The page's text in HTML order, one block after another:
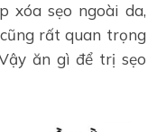
xóa sẹo ngoài da,
rất quan trọng
ăn gì để trị sẹo